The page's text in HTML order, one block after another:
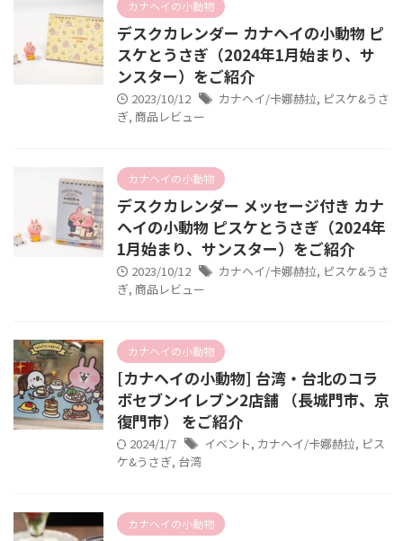
カナヘイの小動物
デスクカレンダー カナヘイの小動物 ピ
スケとうさぎ（2024年1月始まり、サ
ンスター）をご紹介
2023/10/12 カナヘイ/卡娜赫拉, ピスケ&うさ
ぎ, 商品レビュー
カナヘイの小動物
デスクカレンダー メッセージ付き カナ
ヘイの小動物 ピスケとうさぎ（2024年
1月始まり、サンスター）をご紹介
2023/10/12 カナヘイ/卡娜赫拉, ピスケ&うさ
ぎ, 商品レビュー
カナヘイの小動物
[カナヘイの小動物] 台湾・台北のコラ
ボセブンイレブン2店舗 （長城門市、京
復門市） をご紹介
2024/1/7 イベント, カナヘイ/卡娜赫拉, ピス
ケ&うさぎ, 台湾
カナヘイの小動物